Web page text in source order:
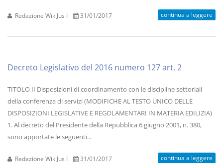
Redazione WikiJus I 31/01/2017 continua a leggere
Decreto Legislativo del 2016 numero 127 art. 2
TITOLO II Disposizioni di coordinamento con le discipline settoriali
della conferenza di servizi (MODIFICHE AL TESTO UNICO DELLE
DISPOSIZIONI LEGISLATIVE E REGOLAMENTARI IN MATERIA EDILIZIA)
1. Al decreto del Presidente della Repubblica 6 giugno 2001, n. 380,
sono apportate le seguenti...
Redazione WikiJus I 31/01/2017 continua a leggere